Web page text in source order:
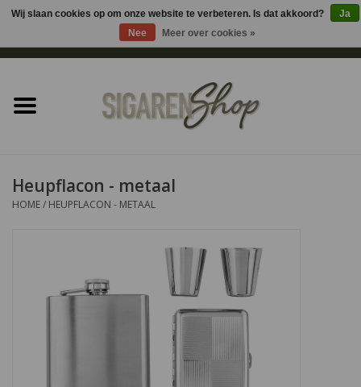
Sigaren accessoires
Heupflacon - metaal
HOME/ HEUPFLACON - METAAL
Wij slaan cookies op om onze website te verbeteren. Is dat akkoord?
Ja
Nee
Meer over cookies »